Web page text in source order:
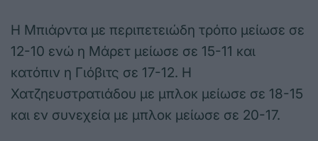
Η Μπιάρντα με περιπετειώδη τρόπο μείωσε σε
12-10 ενώ η Μάρετ μείωσε σε 15-11 και
κατόπιν η Γιόβιτς σε 17-12. Η
Χατζηευστρατιάδου με μπλοκ μείωσε σε 18-15
και εν συνεχεία με μπλοκ μείωσε σε 20-17.